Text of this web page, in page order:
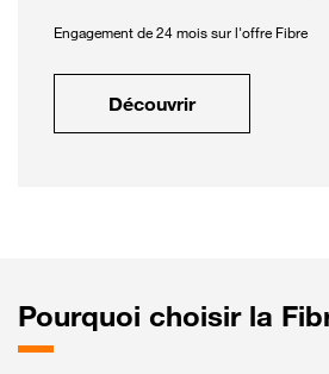
Engagement de 24 mois sur l'offre Fibre
Découvrir
Pourquoi choisir la